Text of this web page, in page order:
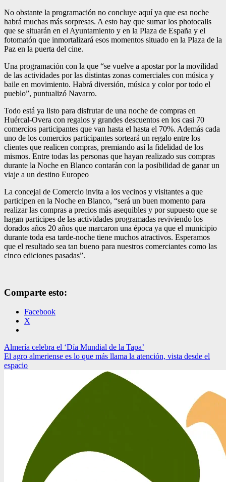
No obstante la programación no concluye aquí ya que esa noche
habrá muchas más sorpresas. A esto hay que sumar los photocalls
que se situarán en el Ayuntamiento y en la Plaza de España y el
fotomatón que inmortalizará esos momentos situado en la Plaza de la
Paz en la puerta del cine.
Una programación con la que “se vuelve a apostar por la movilidad
de las actividades por las distintas zonas comerciales con música y
baile en movimiento. Habrá diversión, música y color por todo el
pueblo”, puntualizó Navarro.
Todo está ya listo para disfrutar de una noche de compras en
Huércal-Overa con regalos y grandes descuentos en los casi 70
comercios participantes que van hasta el hasta el 70%. Además cada
uno de los comercios participantes sorteará un regalo entre los
clientes que realicen compras, premiando así la fidelidad de los
mismos. Entre todas las personas que hayan realizado sus compras
durante la Noche en Blanco contarán con la posibilidad de ganar un
viaje a un destino Europeo
La concejal de Comercio invita a los vecinos y visitantes a que
participen en la Noche en Blanco, “será un buen momento para
realizar las compras a precios más asequibles y por supuesto que se
hagan participes de las actividades programadas reviviendo los
dorados años 20 años que marcaron una época ya que el municipio
durante toda esa tarde-noche tiene muchos atractivos. Esperamos
que el resultado sea tan bueno para nuestros comerciantes como las
cinco ediciones pasadas”.
Comparte esto:
Facebook
X
Navegación
de
Almería celebra el ‘Día Mundial de la Tapa’
El agro almeriense es lo que más llama la atención, vista desde el
espacio